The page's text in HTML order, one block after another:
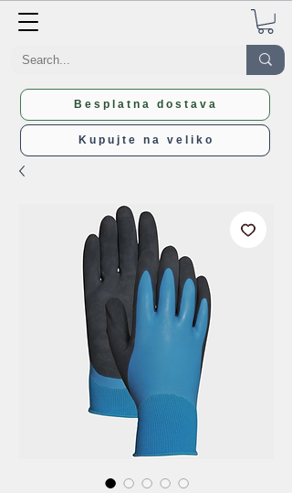
Besplatna dostava
Kupujte na veliko